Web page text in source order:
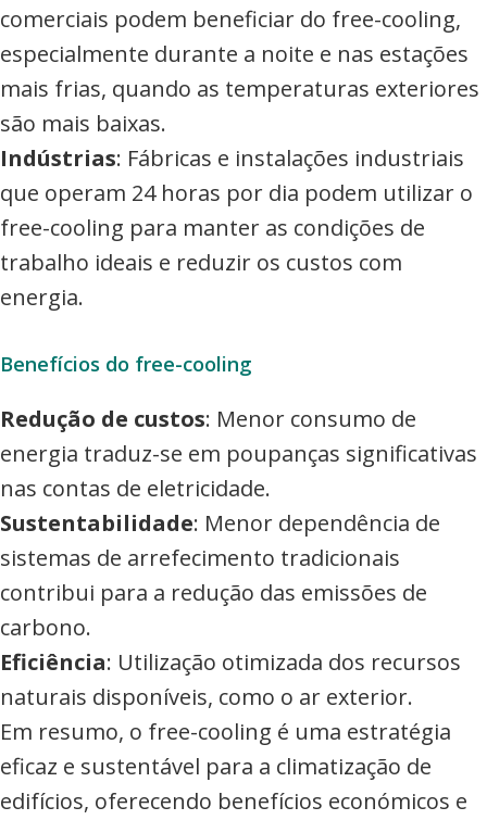
comerciais podem beneficiar do free-cooling,
especialmente durante a noite e nas estações
mais frias, quando as temperaturas exteriores
são mais baixas.
Indústrias: Fábricas e instalações industriais
que operam 24 horas por dia podem utilizar o
free-cooling para manter as condições de
trabalho ideais e reduzir os custos com
energia.
Benefícios do free-cooling
Redução de custos: Menor consumo de
energia traduz-se em poupanças significativas
nas contas de eletricidade.
Sustentabilidade: Menor dependência de
sistemas de arrefecimento tradicionais
contribui para a redução das emissões de
carbono.
Eficiência: Utilização otimizada dos recursos
naturais disponíveis, como o ar exterior.
Em resumo, o free-cooling é uma estratégia
eficaz e sustentável para a climatização de
edifícios, oferecendo benefícios económicos e